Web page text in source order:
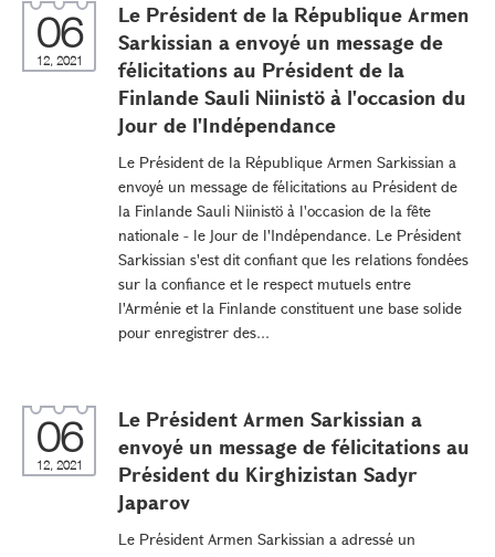
06
12, 2021
Le Président de la République Armen
Sarkissian a envoyé un message de
félicitations au Président de la
Finlande Sauli Niinistö à l'occasion du
Jour de l'Indépendance
Le Président de la République Armen Sarkissian a
envoyé un message de félicitations au Président de
la Finlande Sauli Niinistö à l'occasion de la fête
nationale - le Jour de l'Indépendance. Le Président
Sarkissian s'est dit confiant que les relations fondées
sur la confiance et le respect mutuels entre
l'Arménie et la Finlande constituent une base solide
pour enregistrer des...
06
12, 2021
Le Président Armen Sarkissian a
envoyé un message de félicitations au
Président du Kirghizistan Sadyr
Japarov
Le Président Armen Sarkissian a adressé un